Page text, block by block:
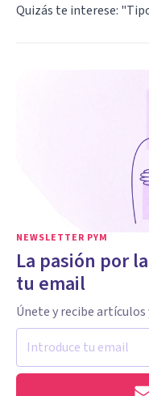
Quizás te interese: "
NEWSLETTER PYM
La pasión por
tu email
Únete y recibe